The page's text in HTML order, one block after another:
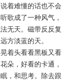
着难懂的话也不会
歌成了一种风气，
无天。磁带反反复
方淡蓝的天。
着头看看黑板又看
朵，好看的卡通，
，和思考。除去跟